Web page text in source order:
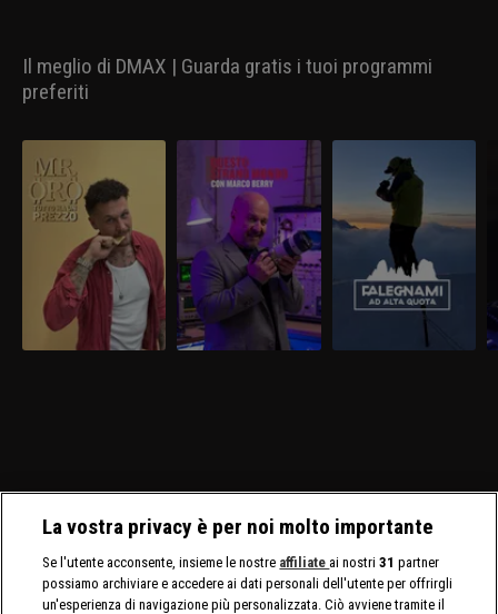
Il meglio di DMAX | Guarda gratis i tuoi programmi
preferiti
La vostra privacy è per noi molto importante
Se l'utente acconsente, insieme le nostre affiliate ai nostri31 partner
possiamo archiviare e accedere ai dati personali dell'utente per offrirgli
un'esperienza di navigazione più personalizzata. Ciò avviene tramite il